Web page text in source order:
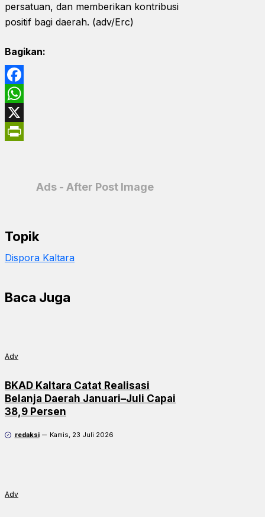
persatuan, dan memberikan kontribusi
positif bagi daerah. (adv/Erc)
Bagikan:
Facebook
WhatsApp
X
Ads - After Post Image
Topik
Dispora Kaltara
Baca Juga
Adv
BKAD Kaltara Catat Realisasi
Belanja Daerah Januari–Juli Capai
38,9 Persen
redaksi Kamis, 23 Juli 2026
Adv